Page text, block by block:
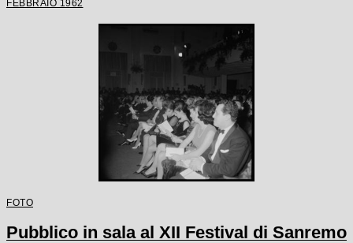
FEBBRAIO 1962
FOTO
Pubblico in sala al XII Festival di Sanremo